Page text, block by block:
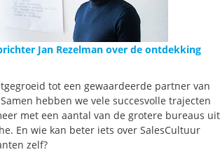
Jan Rezelman over de ontdekking
tot een gewaardeerde partner van
hebben we vele succesvolle trajecten
met een aantal van de grotere bureaus uit
En wie kan beter iets over SalesCultuur
zelf?